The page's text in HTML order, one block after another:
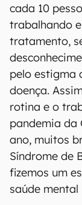
cada 10
trabalhando
tratamento,
pelo estigma
doença.
rotina e o
pandemia da
ano, muitos
Síndrome de
fizemos um
saúde